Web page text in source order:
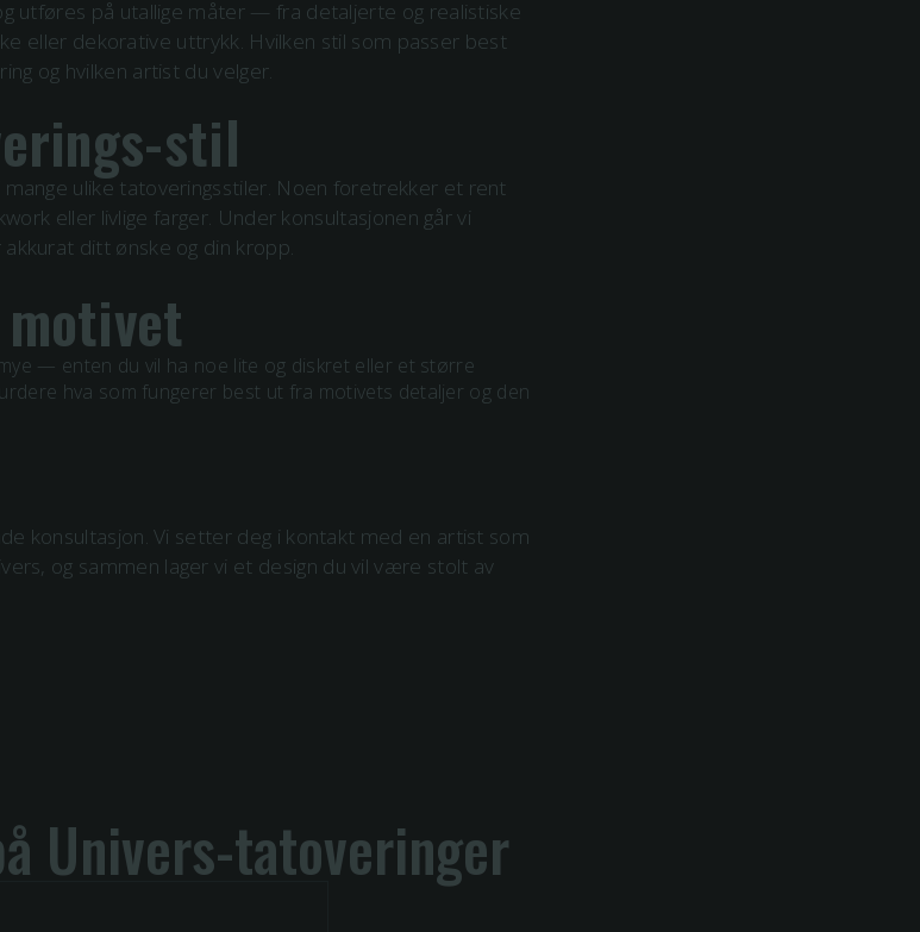
utføres på utallige måter — fra detaljerte og realistiske
eller dekorative uttrykk. Hvilken stil som passer best
og hvilken artist du velger.
stil
ulike tatoveringsstiler. Noen foretrekker et rent
eller livlige farger. Under konsultasjonen går vi
ditt ønske og din kropp.
— enten du vil ha noe lite og diskret eller et større
hva som fungerer best ut fra motivets detaljer og den
konsultasjon. Vi setter deg i kontakt med en artist som
, og sammen lager vi et design du vil være stolt av
Univers-tatoveringer